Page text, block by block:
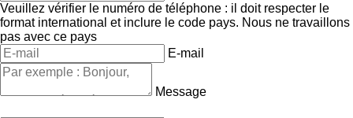
Veuillez vérifier le numéro de téléphone : il doit respecter le
format international et inclure le code pays. Nous ne travaillons
pas avec ce pays
E-mail
Message